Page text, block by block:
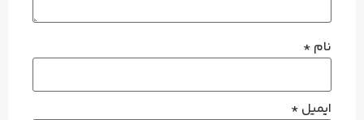
نام *
ایمیل *